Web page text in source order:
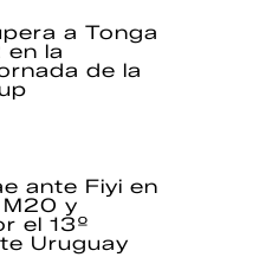
a Tonga
la
de la
ante Fiyi en
M20 y
el 13º
Uruguay